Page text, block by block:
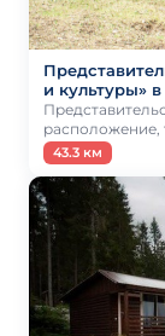
и культуры»
расположение,
43.3 км